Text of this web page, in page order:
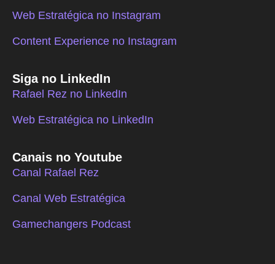
Web Estratégica no Instagram
Content Experience no Instagram
Siga no LinkedIn
Rafael Rez no LinkedIn
Web Estratégica no LinkedIn
Canais no Youtube
Canal Rafael Rez
Canal Web Estratégica
Gamechangers Podcast